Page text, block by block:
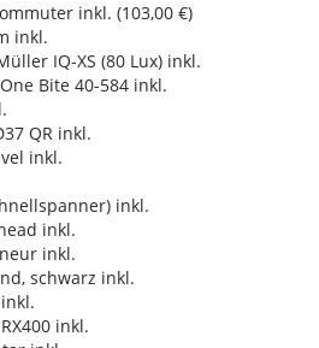
inkl. (103,00 €)
inkl.
IQ-XS (80 Lux) inkl.
Bite 40-584 inkl.
QR inkl.
inkl.
inkl.
inkl.
inkl.
schwarz inkl.
inkl.
inkl.